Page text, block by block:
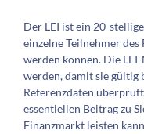
Der LEI ist ein 20-
einzelne Teilnehmer
werden können. Die
werden, damit sie gültig
Referenzdaten
essentiellen Beitrag zu
Finanzmarkt leisten